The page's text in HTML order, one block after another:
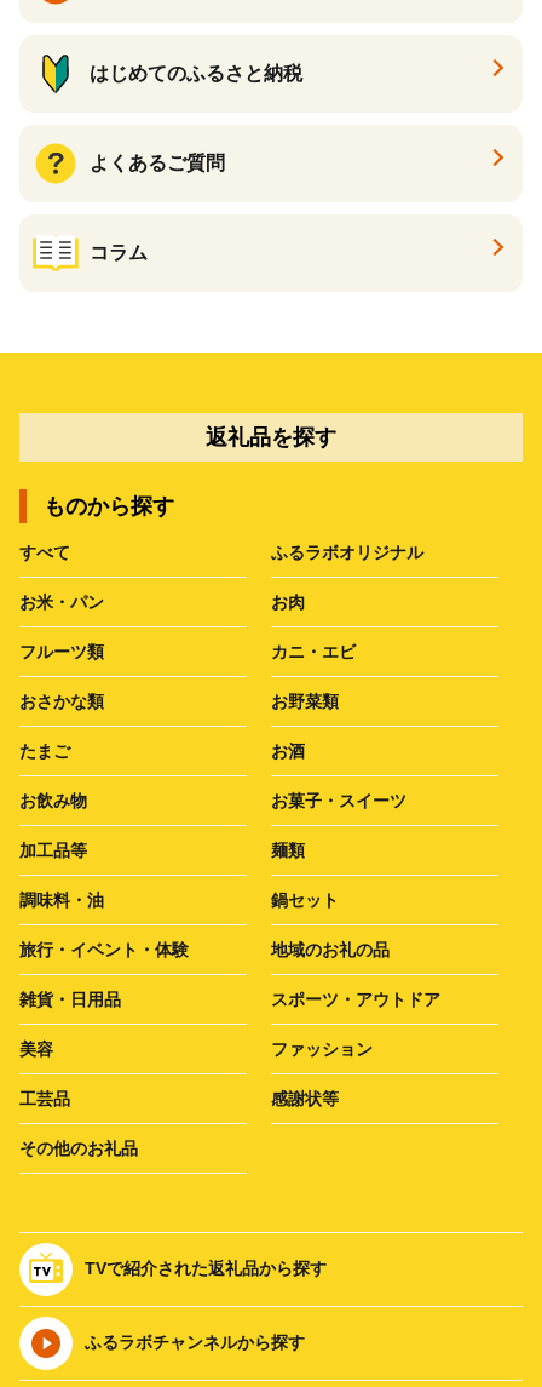
はじめてのふるさと納税
よくあるご質問
コラム
返礼品を探す
ものから探す
すべて ふるラボオリジナル
お米・パン お肉
フルーツ類 カニ・エビ
おさかな類 お野菜類
たまご お酒
お飲み物 お菓子・スイーツ
加工品等 麺類
調味料・油 鍋セット
旅行・イベント・体験 地域のお礼の品
雑貨・日用品 スポーツ・アウトドア
美容 ファッション
工芸品 感謝状等
その他のお礼品
TVで紹介された返礼品から探す
ふるラボチャンネルから探す